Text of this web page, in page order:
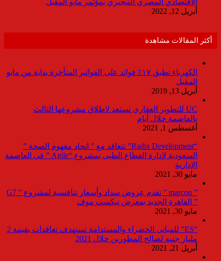
أبريل 12, 2022
أكثر المقالات مشاهدة
الكهرباء تطبق ١٧٪ فوائد على الفواتير المتأخرة بداية من مايو
المقبل
أبريل 13, 2019
UC للتطوير العقارى تستعد لاطلاق مشروعها الثالث
بالعاصمة خلال أيام
أغسطس 1, 2021
“Radix Development” تتعاقد مع ” اتحاد مفهوم الصحة ”
السعودية لإدارة القطاع الطبى بمشروع “Agile ” فى العاصمة
الإدارية
مايو 30, 2021
” marcon ” تقدم عروض سداد وأسعار تنافسية لمشروع ” G7
” القاهرة الجديد بمعرض نيكست موف
مايو 30, 2021
“ES” للمبانى الخضراء والمستدامة تستهدف تعاقدات بقيمة 2
مليار جنيه لصالح المطورين خلال 2021
أبريل 21, 2021